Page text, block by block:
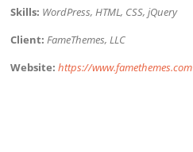
Skills: WordPress, HTML, CSS, jQuery
Client:FameThemes, LLC
Website:https://www.famethemes.com